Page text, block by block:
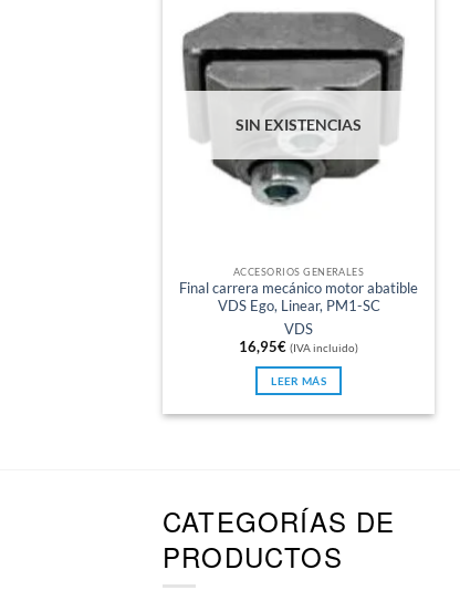
SIN EXISTENCIAS
ACCESORIOS GENERALES
Final carrera mecánico motor abatible
VDS Ego, Linear, PM1-SC
VDS
16,95€ (IVA incluido)
LEER MÁS
CATEGORÍAS DE
PRODUCTOS